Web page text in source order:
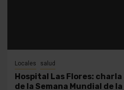
Locales salud
Hospital Las Flores:
de la Semana Mundial de